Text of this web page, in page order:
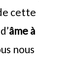
cette
âme à
nous